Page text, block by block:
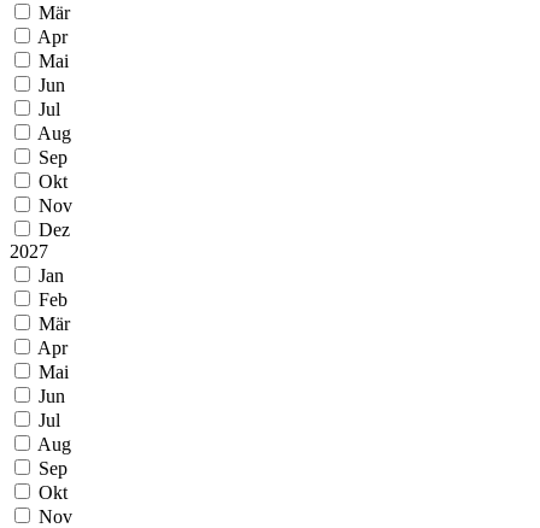
Mär
Apr
Mai
Jun
Jul
Aug
Sep
Okt
Nov
Dez
2027
Jan
Feb
Mär
Apr
Mai
Jun
Jul
Aug
Sep
Okt
Nov